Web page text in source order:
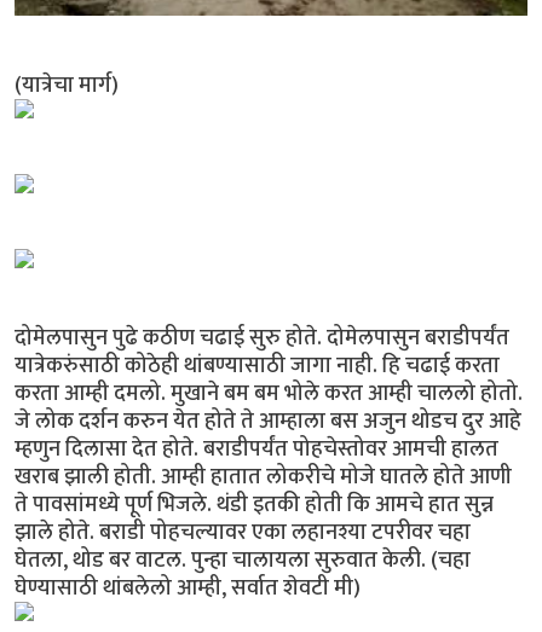
(यात्रेचा मार्ग)
दोमेलपासुन पुढे कठीण चढाई सुरु होते. दोमेलपासुन बराडीपर्यंत
यात्रेकरुंसाठी कोठेही थांबण्यासाठी जागा नाही. हि चढाई करता
करता आम्ही दमलो. मुखाने बम बम भोले करत आम्ही चाललो होतो.
जे लोक दर्शन करुन येत होते ते आम्हाला बस अजुन थोडच दुर आहे
म्हणुन दिलासा देत होते. बराडीपर्यंत पोहचेस्तोवर आमची हालत
खराब झाली होती. आम्ही हातात लोकरीचे मोजे घातले होते आणी
ते पावसांमध्ये पूर्ण भिजले. थंडी इतकी होती कि आमचे हात सुन्न
झाले होते. बराडी पोहचल्यावर एका लहानश्या टपरीवर चहा
घेतला, थोड बर वाटल. पुन्हा चालायला सुरुवात केली. (चहा
घेण्यासाठी थांबलेलो आम्ही, सर्वात शेवटी मी)